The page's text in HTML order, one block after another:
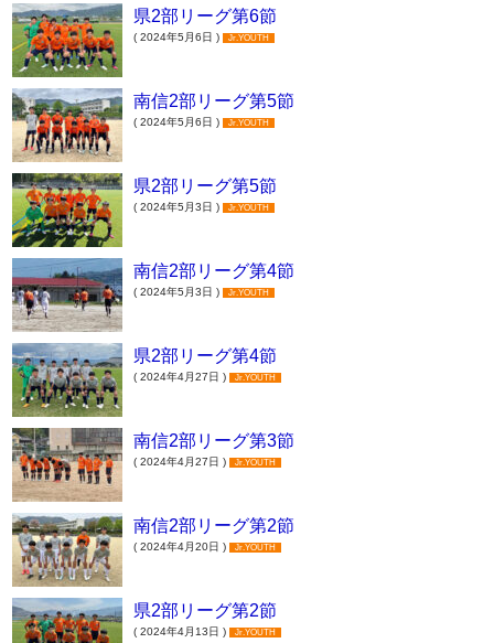
県2部リーグ第6節
( 2024年5月6日 ) Jr.YOUTH
南信2部リーグ第5節
( 2024年5月6日 ) Jr.YOUTH
県2部リーグ第5節
( 2024年5月3日 ) Jr.YOUTH
南信2部リーグ第4節
( 2024年5月3日 ) Jr.YOUTH
県2部リーグ第4節
( 2024年4月27日 ) Jr.YOUTH
南信2部リーグ第3節
( 2024年4月27日 ) Jr.YOUTH
南信2部リーグ第2節
( 2024年4月20日 ) Jr.YOUTH
県2部リーグ第2節
( 2024年4月13日 ) Jr.YOUTH